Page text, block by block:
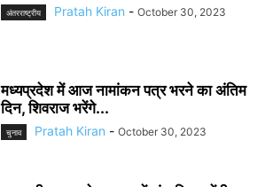
अंतरराष्ट्रीय Pratah Kiran - October 30, 2023
मध्यप्रदेश में आज नामांकन पत्र भरने का अंतिम
दिन, शिवराज भरेंगे...
चुनाव Pratah Kiran - October 30, 2023